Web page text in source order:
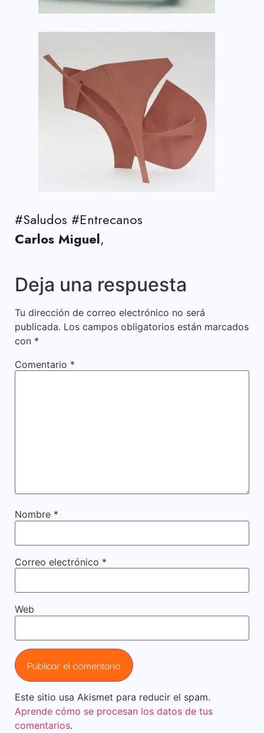
#Saludos #Entrecanos
Carlos Miguel,
Deja una respuesta
Tu dirección de correo electrónico no será
publicada. Los campos obligatorios están marcados
con *
Comentario *
Nombre *
Correo electrónico *
Web
Este sitio usa Akismet para reducir el spam.
Aprende cómo se procesan los datos de tus
comentarios.